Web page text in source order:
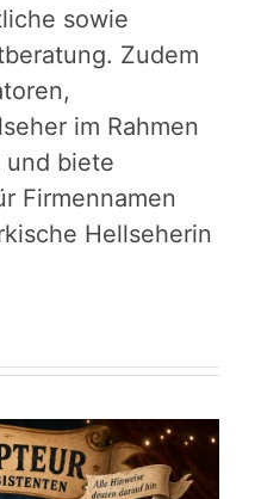
sowie
Zudem
im Rahmen
und biete
Firmennamen
Hellseherin